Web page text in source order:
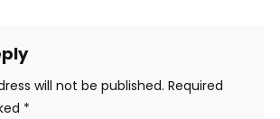
will not be published. Required
*